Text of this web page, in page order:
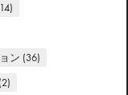
ン (36)
(2)